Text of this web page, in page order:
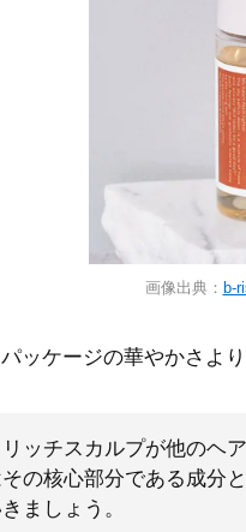
画像出典： b-
ッケージの華やかさよ
ッチスカルプが他のヘ
の核心部分である成分
ましょう。